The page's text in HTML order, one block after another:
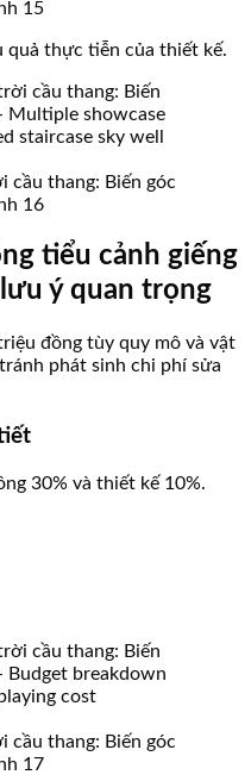
15
quả thực tiễn của thiết kế.
cầu thang: Biến góc
16
tiểu cảnh giếng
ý quan trọng
đồng tùy quy mô và vật
phát sinh chi phí sửa
30% và thiết kế 10%.
cầu thang: Biến góc
17